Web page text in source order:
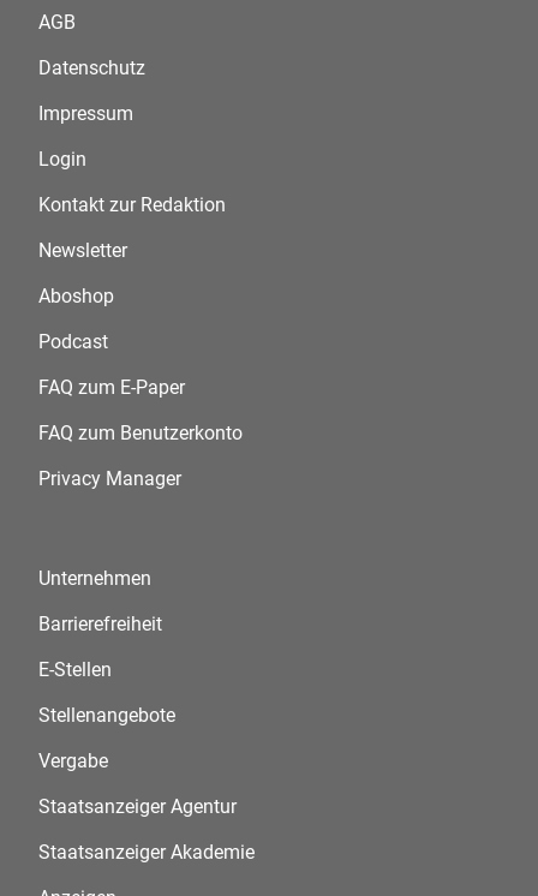
AGB
Datenschutz
Impressum
Login
Kontakt zur Redaktion
Newsletter
Aboshop
Podcast
FAQ zum E-Paper
FAQ zum Benutzerkonto
Privacy Manager
Unternehmen
Barrierefreiheit
E-Stellen
Stellenangebote
Vergabe
Staatsanzeiger Agentur
Staatsanzeiger Akademie